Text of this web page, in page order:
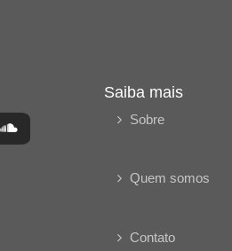
Saiba mais
Sobre
Quem somos
Contato